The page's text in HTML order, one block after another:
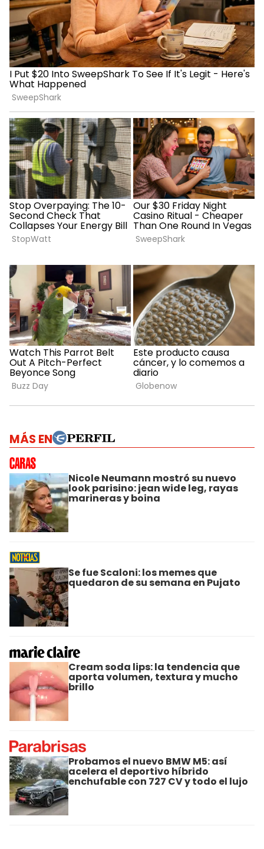
MÁS EN
Nicole Neumann mostró su nuevo
look parisino: jean wide leg, rayas
marineras y boina
Se fue Scaloni: los memes que
quedaron de su semana en Pujato
Cream soda lips: la tendencia que
aporta volumen, textura y mucho
brillo
Probamos el nuevo BMW M5: así
acelera el deportivo híbrido
enchufable con 727 CV y todo el lujo